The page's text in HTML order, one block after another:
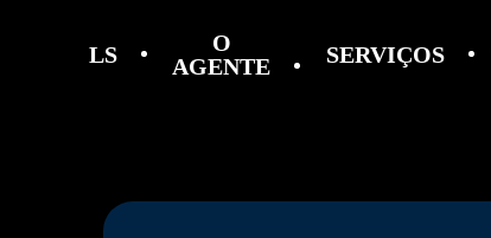
LS
O
AGENTE
SERVIÇOS